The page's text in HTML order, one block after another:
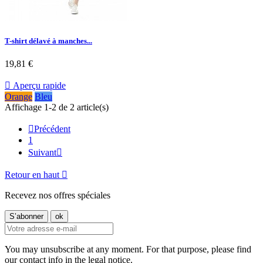
T-shirt délavé à manches...
19,81 €
 Aperçu rapide
Orange Bleu
Affichage 1-2 de 2 article(s)
Précédent
1
Suivant
Retour en haut 
Recevez nos offres spéciales
You may unsubscribe at any moment. For that purpose, please find
our contact info in the legal notice.